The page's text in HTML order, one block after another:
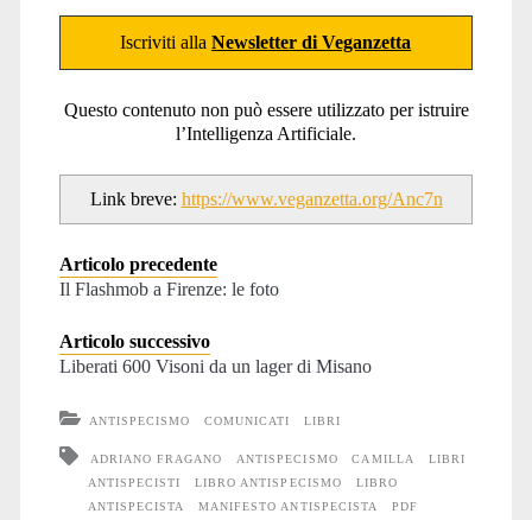
Iscriviti allaNewsletter di Veganzetta
Questo contenuto non può essere utilizzato per istruire
l’Intelligenza Artificiale.
Link breve: https://www.veganzetta.org/Anc7n
Articolo precedente
Il Flashmob a Firenze: le foto
Articolo successivo
Liberati 600 Visoni da un lager di Misano
ANTISPECISMO COMUNICATI LIBRI
ADRIANO FRAGANO ANTISPECISMO CAMILLA
LIBRI
ANTISPECISTI
LIBRO ANTISPECISMO
LIBRO
ANTISPECISTA
MANIFESTO ANTISPECISTA
PDF